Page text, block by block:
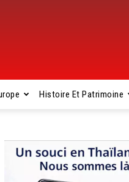
Histoire Et Patrimoine